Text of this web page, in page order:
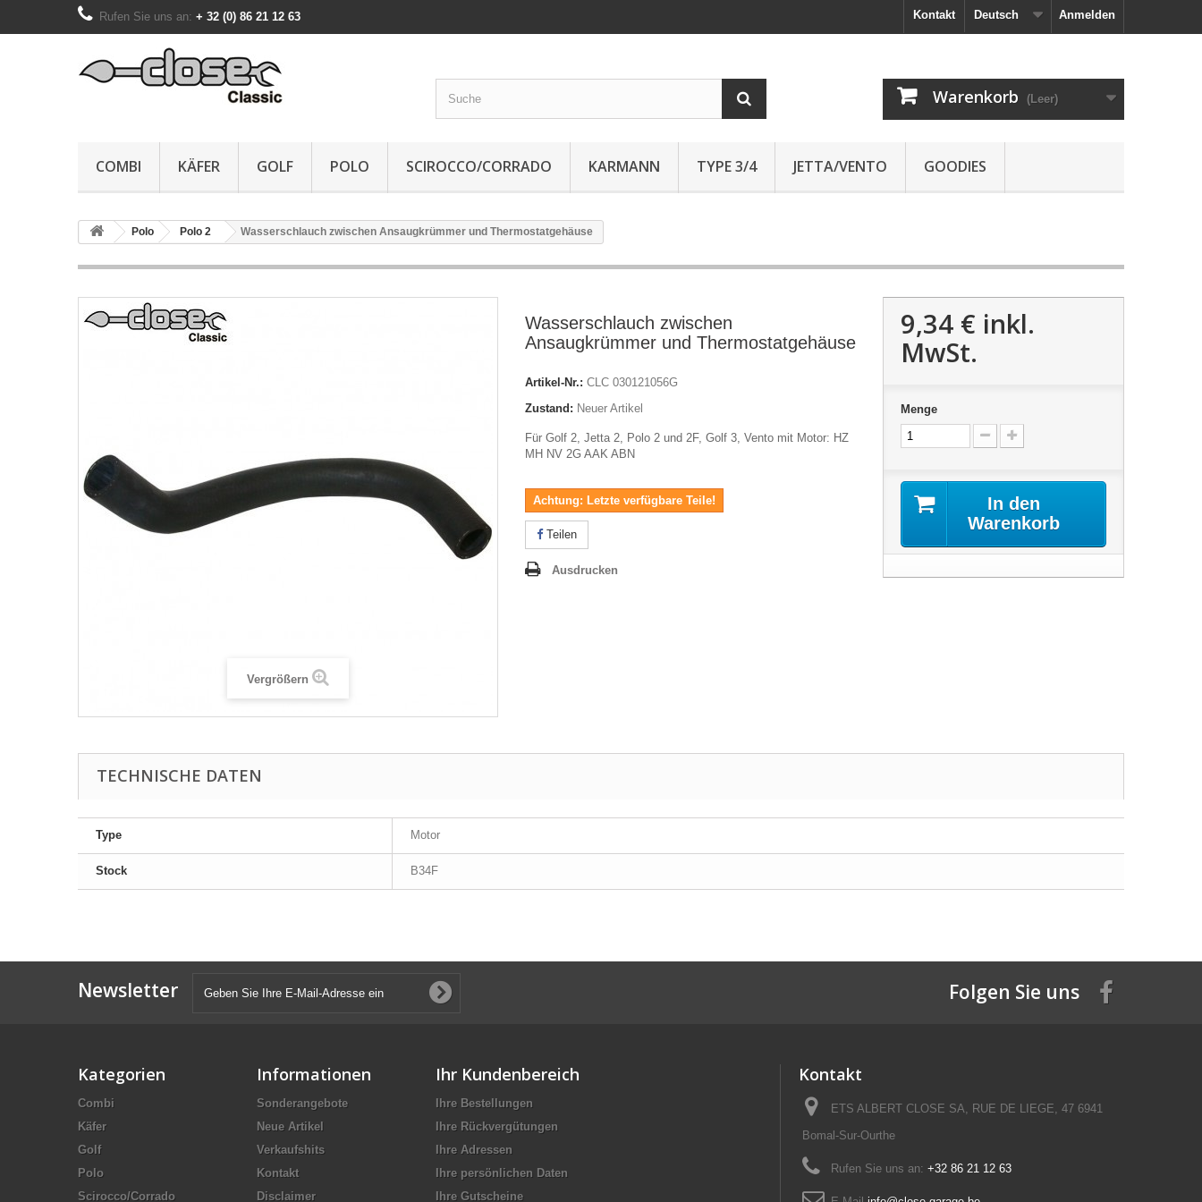
Anmelden
Deutsch
Kontakt
Rufen Sie uns an: + 32 (0) 86 21 12 63
Warenkorb (Leer)
COMBI KÄFER GOLF POLO SCIROCCO/CORRADO KARMANN TYPE 3/4 JETTA/VENTO GOODIES
Polo Polo 2 Wasserschlauch zwischen Ansaugkrümmer und Thermostatgehäuse
Vergrößern
Wasserschlauch zwischen
Ansaugkrümmer und Thermostatgehäuse
Artikel-Nr.: CLC 030121056G
Zustand: Neuer Artikel
Für Golf 2, Jetta 2, Polo 2 und 2F, Golf 3, Vento mit Motor: HZ
MH NV 2G AAK ABN
Achtung: Letzte verfügbare Teile!
Teilen
Ausdrucken
9,34 € inkl.
MwSt.
Menge
In den
Warenkorb
TECHNISCHE DATEN
Type Motor
Stock B34F
Newsletter Folgen Sie uns
Kategorien
Combi
Käfer
Golf
Polo
Scirocco/Corrado
Informationen
Sonderangebote
Neue Artikel
Verkaufshits
Kontakt
Disclaimer
Ihr Kundenbereich
Ihre Bestellungen
Ihre Rückvergütungen
Ihre Adressen
Ihre persönlichen Daten
Ihre Gutscheine
Kontakt
ETS ALBERT CLOSE SA, RUE DE LIEGE, 47 6941
Bomal-Sur-Ourthe
Rufen Sie uns an: +32 86 21 12 63